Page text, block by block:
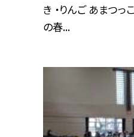
き ・りんご あまつっ
の春...